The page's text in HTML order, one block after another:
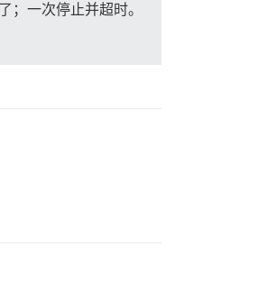
；一次停止并超时。